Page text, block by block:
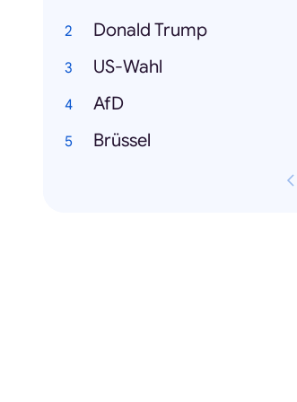
Donald Trump
US-Wahl
AfD
Brüssel